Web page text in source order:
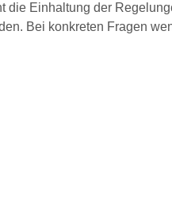
die Einhaltung der
Bei konkreten Fragen